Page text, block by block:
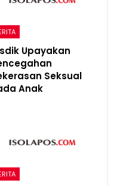
Upayakan
Seksual
Anak